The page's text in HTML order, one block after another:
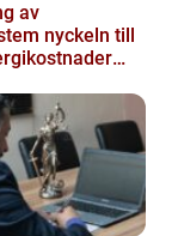
av
till